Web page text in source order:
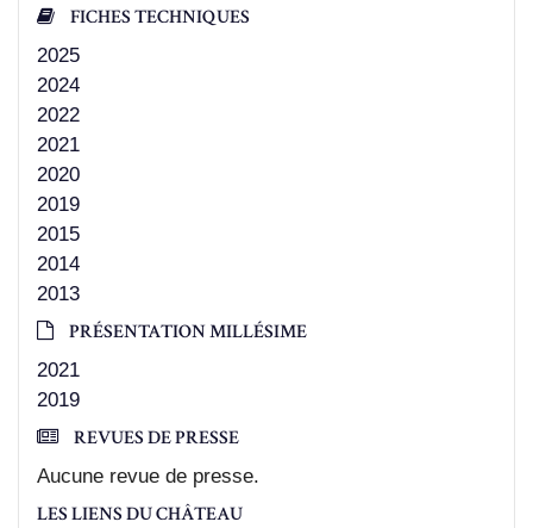
FICHES TECHNIQUES
2025
2024
2022
2021
2020
2019
2015
2014
2013
PRÉSENTATION MILLÉSIME
2021
2019
REVUES DE PRESSE
Aucune revue de presse.
LES LIENS DU CHÂTEAU